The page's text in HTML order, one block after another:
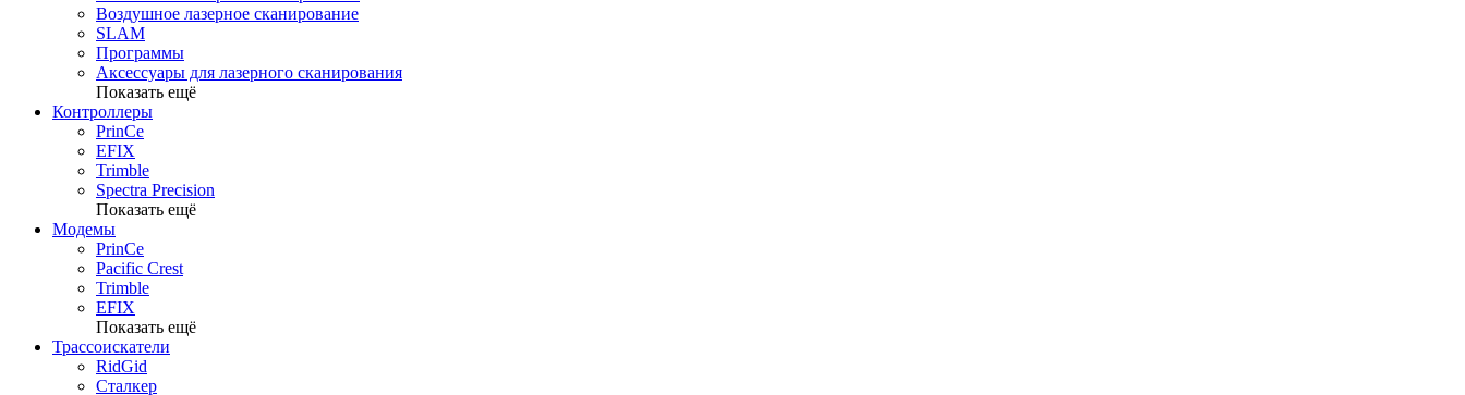
Воздушное лазерное сканирование
SLAM
Программы
Аксессуары для лазерного сканирования
Показать ещё
Контроллеры
PrinCe
EFIX
Trimble
Spectra Precision
Показать ещё
Модемы
PrinCe
Pacific Crest
Trimble
EFIX
Показать ещё
Трассоискатели
RidGid
Сталкер